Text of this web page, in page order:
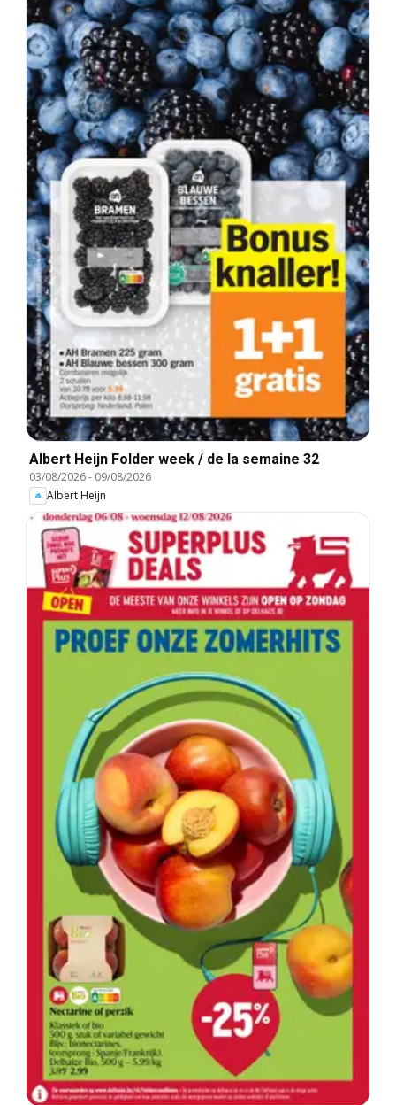
Albert Heijn Folder week / de la semaine 32
03/08/2026- 09/08/2026
Albert Heijn